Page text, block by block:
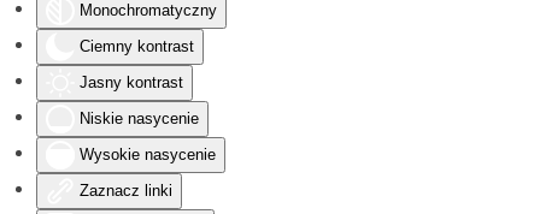
Monochromatyczny
Ciemny kontrast
Jasny kontrast
Niskie nasycenie
Wysokie nasycenie
Zaznacz linki